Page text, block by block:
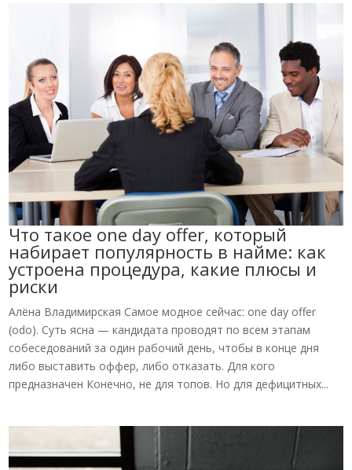
Что такое one day offer, который
набирает популярность в найме: как
устроена процедура, какие плюсы и
риски
Алёна Владимирская Самое модное сейчас: one day offer
(odo). Суть ясна — кандидата проводят по всем этапам
собеседований за один рабочий день, чтобы в конце дня
либо выставить оффер, либо отказать. Для кого
предназначен Конечно, не для топов. Но для дефицитных...